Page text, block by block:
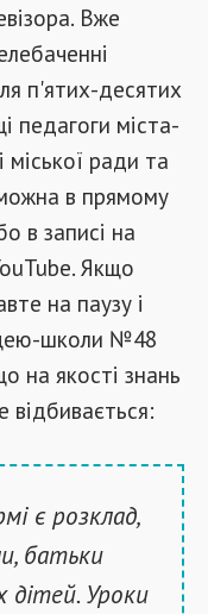
Вже
п'ятих-десятих
педагоги міста-
міської ради та
в прямому
в записі на
Якщо
на паузу і
школи №48
на якості знань
відбивається:
є розклад,
батьки
дітей. Уроки